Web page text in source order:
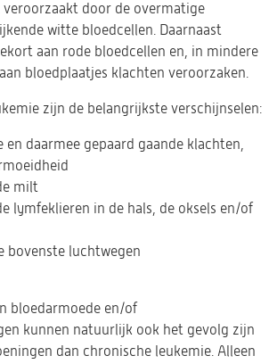
door de overmatige
witte bloedcellen. Daarnaast
aan rode bloedcellen en, in mindere
bloedplaatjes klachten veroorzaken.
zijn de belangrijkste verschijnselen:
en daarmee gepaard gaande klachten,
milt
lymfeklieren in de hals, de oksels en/of
bovenste luchtwegen
bloedarmoede en/of
kunnen natuurlijk ook het gevolg zijn
dan chronische leukemie. Alleen